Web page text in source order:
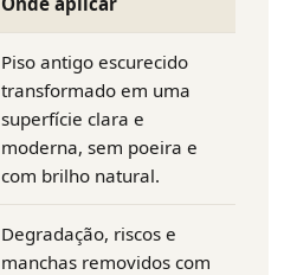
Piso antigo escurecido
transformado em uma
superfície clara e
moderna, sem poeira e
com brilho natural.
Degradação, riscos e
manchas removidos com